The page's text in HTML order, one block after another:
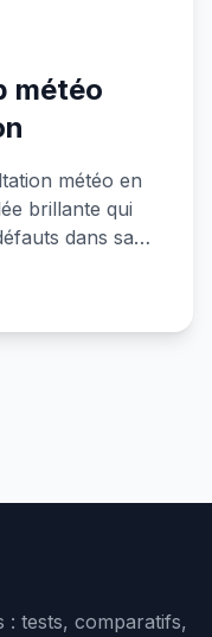
météo
météo en
brillante qui
dans sa
: tests, comparatifs,